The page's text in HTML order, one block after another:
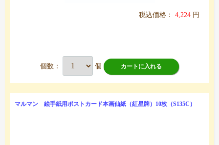
税込価格： 4,224 円
個数： 個 カートに入れる
マルマン 絵手紙用ポストカード本画仙紙（紅星牌）10枚（S135C）